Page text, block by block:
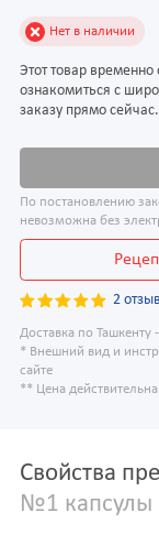
Нет в наличии
Этот товар
ознакомиться с
заказу прямо сейчас.
По постановлению
невозможна без
2
Доставка по Ташкенту
* Внешний вид и
сайте
** Цена
Свойства
№1 капсулы